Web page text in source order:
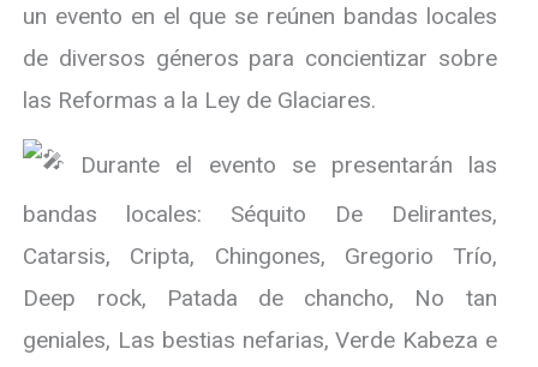
un evento en el que se reúnen bandas locales
de diversos géneros para concientizar sobre
las Reformas a la Ley de Glaciares.
Durante el evento se presentarán las
bandas locales: Séquito De Delirantes,
Catarsis, Cripta, Chingones, Gregorio Trío,
Deep rock, Patada de chancho, No tan
geniales, Las bestias nefarias, Verde Kabeza e